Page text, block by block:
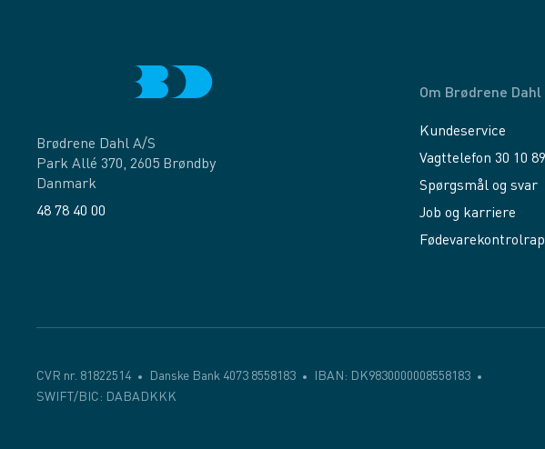
Brødrene Dahl A/S
Park Allé 370, 2605 Brøndby
Danmark
48 78 40 00
Om Brødrene Dahl
Kundeservice
Vagttelefon 30 10
Spørgsmål og svar
Job og karriere
CVR nr. 81822514 Danske Bank 4073 8558183
IBAN: DK9830000008558183
SWIFT/BIC: DABADKKK